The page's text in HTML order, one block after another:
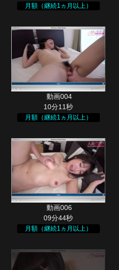
月額（継続1ヵ月以上）
10分11秒
月額（継続1ヵ月以上）
09分44秒
月額（継続1ヵ月以上）